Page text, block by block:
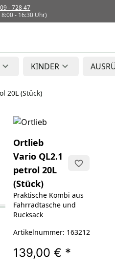
- 728 47
8:00 - 16:30 Uhr)
KINDER
20L (Stück)
Ortlieb
Vario QL2.1
petrol 20L
(Stück)
Praktische Kombi aus
Fahrradtasche und
Rucksack
Artikelnummer: 163212
139,00 € *